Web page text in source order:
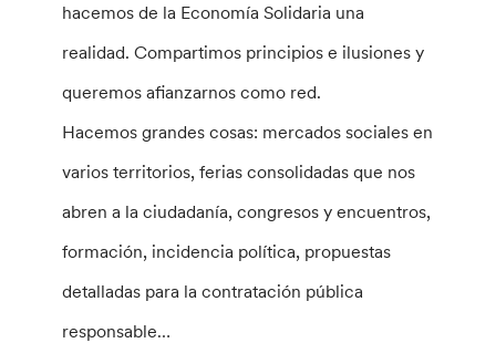
hacemos de la Economía Solidaria una
realidad. Compartimos principios e ilusiones y
queremos afianzarnos como red.
Hacemos grandes cosas: mercados sociales en
varios territorios, ferias consolidadas que nos
abren a la ciudadanía, congresos y encuentros,
formación, incidencia política, propuestas
detalladas para la contratación pública
responsable…